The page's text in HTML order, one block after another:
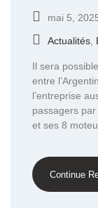
mai 5,
Actualités
Il sera
entre
l’entreprise
passagers
et ses 8
Continue